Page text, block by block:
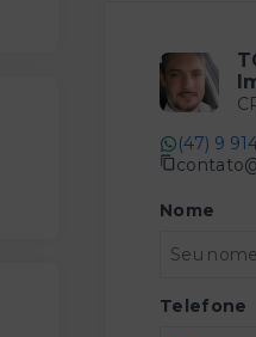
(47) 9
Nome
Telefone